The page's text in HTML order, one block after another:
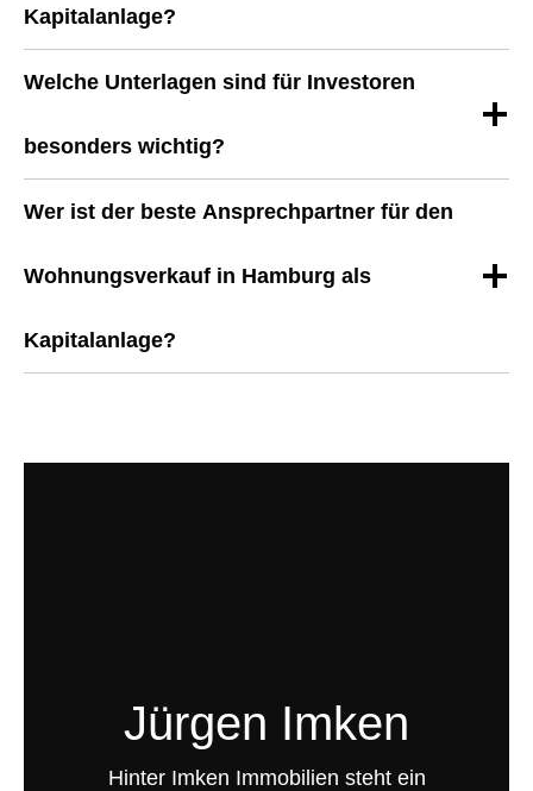
Kapitalanlage?
Welche Unterlagen sind für Investoren
besonders wichtig?
Wer ist der beste Ansprechpartner für den
Wohnungsverkauf in Hamburg als
Kapitalanlage?
Jürgen Imken
Hinter Imken Immobilien steht ein